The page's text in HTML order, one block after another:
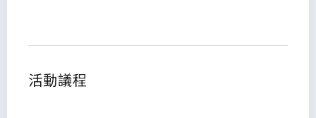
活動議程